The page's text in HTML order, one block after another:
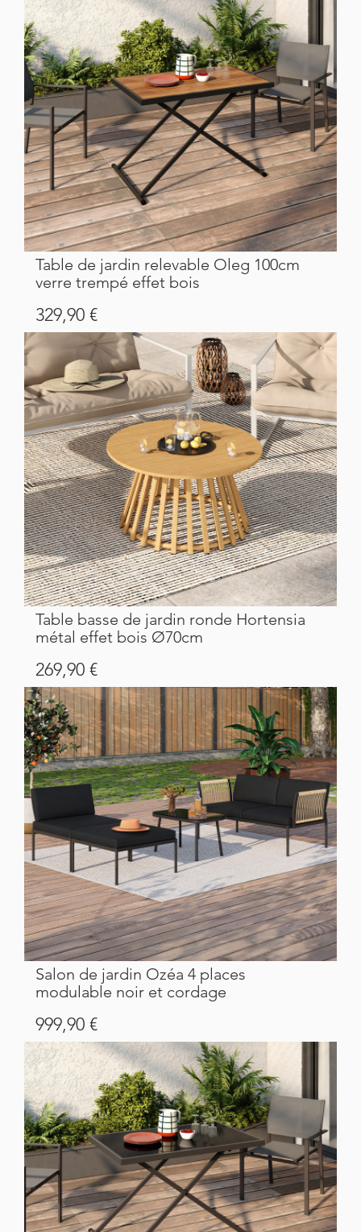
Table de jardin relevable Oleg 100cm
verre trempé effet bois
Prix
329,90 €
Table basse de jardin ronde Hortensia
métal effet bois Ø70cm
Prix
269,90 €
Salon de jardin Ozéa 4 places
modulable noir et cordage
Prix
999,90 €